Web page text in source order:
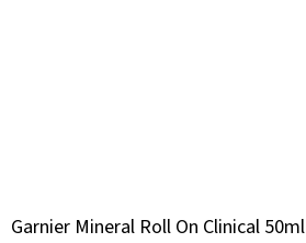
Garnier Mineral Roll On Clinical 50ml